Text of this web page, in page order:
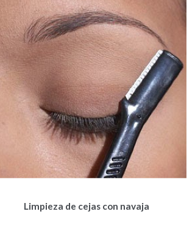
Limpieza de cejas con navaja